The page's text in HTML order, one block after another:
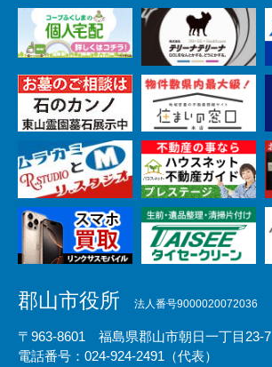
郡山市役所 法人番号9000020072036
〒963-8601 福島県郡山市朝日一丁目23-7
電話番号：024-924-2491（代表）